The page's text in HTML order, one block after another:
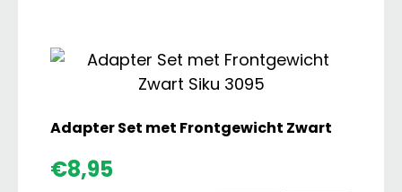
Adapter Set met Frontgewicht Zwart
€8,95